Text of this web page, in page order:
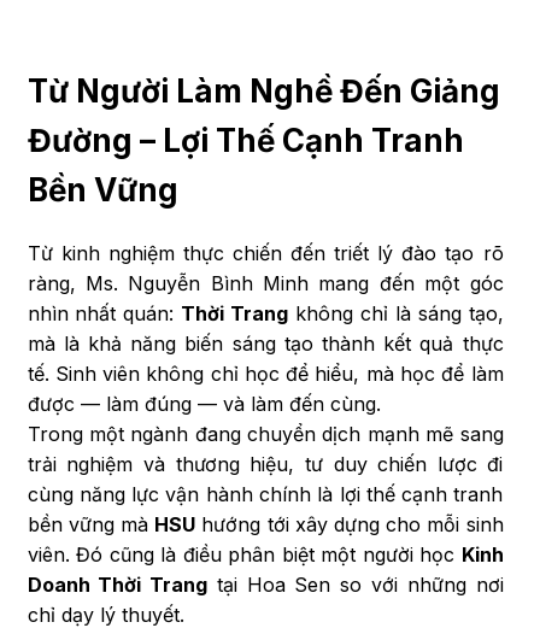
Từ Người Làm Nghề Đến Giảng
Đường – Lợi Thế Cạnh Tranh
Bền Vững
Từ kinh nghiệm thực chiến đến triết lý đào tạo rõ
ràng, Ms. Nguyễn Bình Minh mang đến một góc
nhìn nhất quán: Thời Trang không chỉ là sáng tạo,
mà là khả năng biến sáng tạo thành kết quả thực
tế. Sinh viên không chỉ học để hiểu, mà học để làm
được — làm đúng — và làm đến cùng.
Trong một ngành đang chuyển dịch mạnh mẽ sang
trải nghiệm và thương hiệu, tư duy chiến lược đi
cùng năng lực vận hành chính là lợi thế cạnh tranh
bền vững mà HSU hướng tới xây dựng cho mỗi sinh
viên. Đó cũng là điều phân biệt một người học Kinh
Doanh Thời Trang tại Hoa Sen so với những nơi
chỉ dạy lý thuyết.